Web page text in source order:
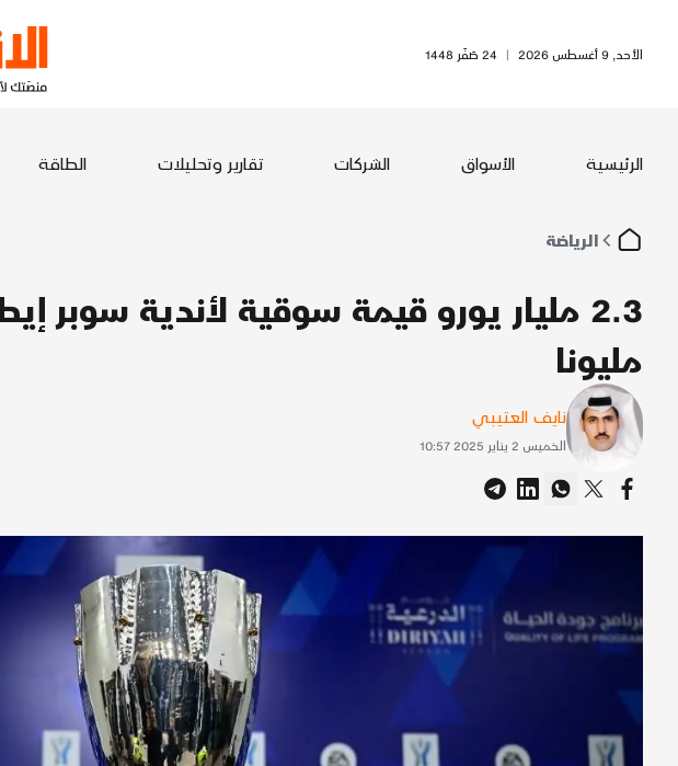
الأحد, 9 أغسطس 2026 | 24 صَفَر 1448
الرئيسية الأسواق الشركات تقارير وتحليلات الطاقة
الرياضة
مليونا
نايف العتيبي
الخميس 2 يناير 2025 10:57